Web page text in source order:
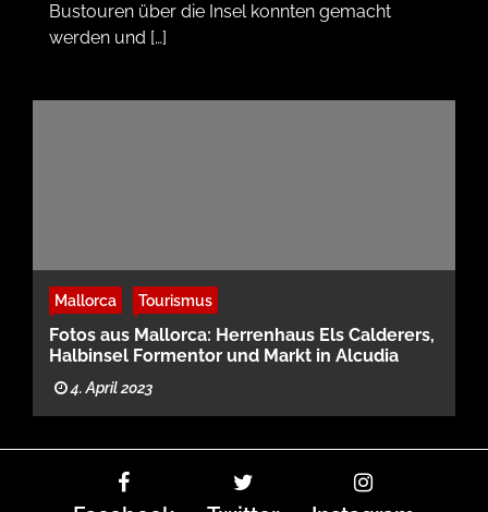
Bustouren über die Insel konnten gemacht
werden und […]
Mallorca Tourismus
Fotos aus Mallorca: Herrenhaus Els Calderers,
Halbinsel Formentor und Markt in Alcudia
4. April 2023